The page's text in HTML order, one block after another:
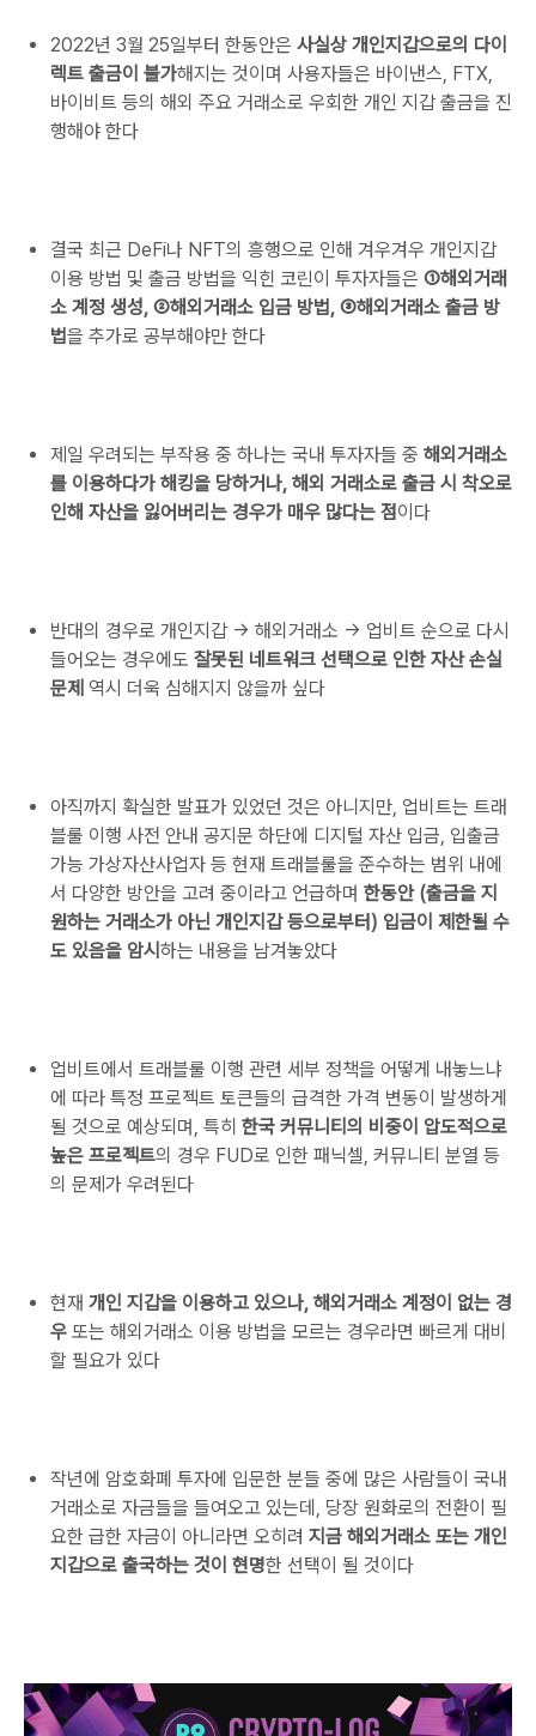
2022년 3월 25일부터 한동안은 사실상 개인지갑으로의 다이
렉트 출금이 불가해지는 것이며 사용자들은 바이낸스, FTX,
바이비트 등의 해외 주요 거래소로 우회한 개인 지갑 출금을 진
행해야 한다
결국 최근 DeFi나 NFT의 흥행으로 인해 겨우겨우 개인지갑
이용 방법 및 출금 방법을 익힌 코린이 투자자들은 ①해외거래
소 계정 생성, ②해외거래소 입금 방법, ③해외거래소 출금 방
법을 추가로 공부해야만 한다
제일 우려되는 부작용 중 하나는 국내 투자자들 중 해외거래소
를 이용하다가 해킹을 당하거나, 해외 거래소로 출금 시 착오로
인해 자산을 잃어버리는 경우가 매우 많다는 점이다
반대의 경우로 개인지갑 → 해외거래소 → 업비트 순으로 다시
들어오는 경우에도 잘못된 네트워크 선택으로 인한 자산 손실
문제 역시 더욱 심해지지 않을까 싶다
아직까지 확실한 발표가 있었던 것은 아니지만, 업비트는 트래
블룰 이행 사전 안내 공지문 하단에 디지털 자산 입금, 입출금
가능 가상자산사업자 등 현재 트래블룰을 준수하는 범위 내에
서 다양한 방안을 고려 중이라고 언급하며 한동안 (출금을 지
원하는 거래소가 아닌 개인지갑 등으로부터) 입금이 제한될 수
도 있음을 암시 하는 내용을 남겨놓았다
업비트에서 트래블룰 이행 관련 세부 정책을 어떻게 내놓느냐
에 따라 특정 프로젝트 토큰들의 급격한 가격 변동이 발생하게
될 것으로 예상되며, 특히 한국 커뮤니티의 비중이 압도적으로
높은 프로젝트의 경우 FUD로 인한 패닉셀, 커뮤니티 분열 등
의 문제가 우려된다
현재 개인 지갑을 이용하고 있으나, 해외거래소 계정이 없는 경
우 또는 해외거래소 이용 방법을 모르는 경우라면 빠르게 대비
할 필요가 있다
작년에 암호화폐 투자에 입문한 분들 중에 많은 사람들이 국내
거래소로 자금들을 들여오고 있는데, 당장 원화로의 전환이 필
요한 급한 자금이 아니라면 오히려 지금 해외거래소 또는 개인
지갑으로 출국하는 것이 현명한 선택이 될 것이다